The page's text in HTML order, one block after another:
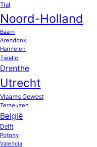
Tiel
Noord-Holland
Baarn
Arendonk
Harmelen
Twello
Drenthe
Utrecht
Vlaams Gewest
Terneuzen
België
Delft
Potony
Valencia